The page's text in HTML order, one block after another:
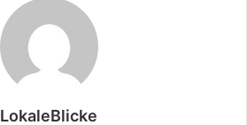
LokaleBlicke